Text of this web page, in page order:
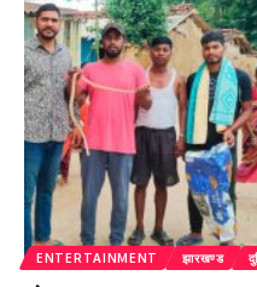
ENTERTAINMENT झारखण्ड